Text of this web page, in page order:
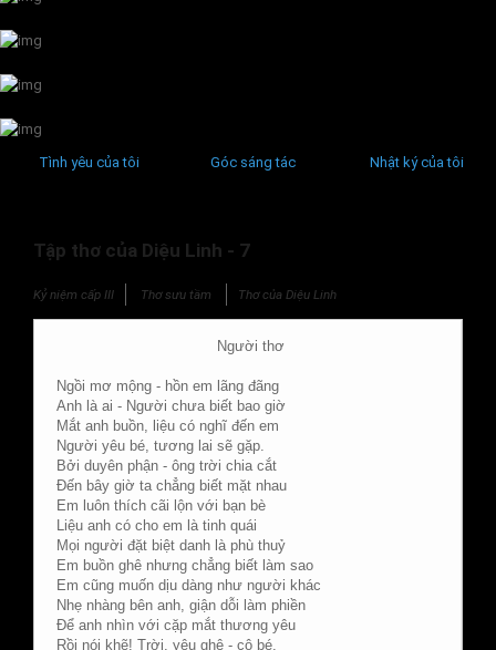
Tình yêu của tôi Góc sáng tác Nhật ký của tôi
Tập thơ của Diệu Linh - 7
Kỷ niệm cấp III Thơ sưu tầm Thơ của Diệu Linh
Người thơ
Ngồi mơ mộng - hồn em lãng đãng
Anh là ai - Người chưa biết bao giờ
Mắt anh buồn, liệu có nghĩ đến em
Người yêu bé, tương lai sẽ gặp.
Bởi duyên phận - ông trời chia cắt
Đến bây giờ ta chẳng biết mặt nhau
Em luôn thích cãi lộn với bạn bè
Liệu anh có cho em là tinh quái
Mọi người đặt biệt danh là phù thuỷ
Em buồn ghê nhưng chẳng biết làm sao
Em cũng muốn dịu dàng như người khác
Nhẹ nhàng bên anh, giận dỗi làm phiền
Để anh nhìn với cặp mắt thương yêu
Rồi nói khẽ! Trời, yêu ghê - cô bé.